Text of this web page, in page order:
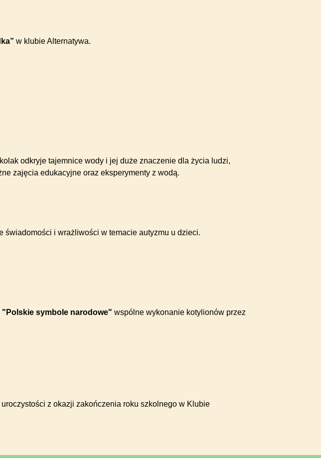
w klubie Alternatywa.
odkryje tajemnice wody i jej duże znaczenie dla życia ludzi,
zajęcia edukacyjne oraz eksperymenty z wodą.
świadomości i wrażliwości w temacie autyzmu u dzieci.
"Polskie symbole narodowe" wspólne wykonanie kotylionów przez
uroczystości z okazji zakończenia roku szkolnego w Klubie